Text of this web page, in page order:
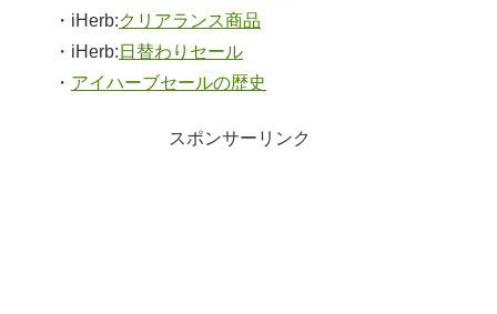
・iHerb:クリアランス商品
・iHerb: 日替わりセール
・ アイハーブセールの歴史
スポンサーリンク